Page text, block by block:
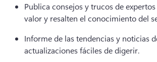
Publica consejos y trucos de
valor y resalten el conocimiento del
Informe de las tendencias y noticias
actualizaciones fáciles de digerir.